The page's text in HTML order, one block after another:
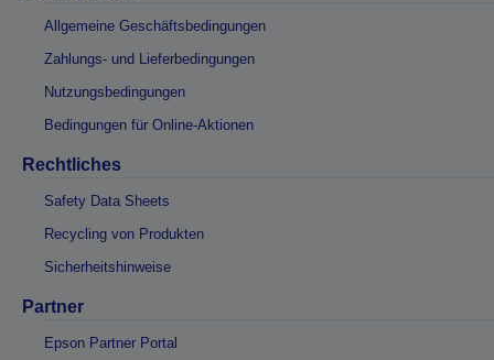
Allgemeine Geschäftsbedingungen
Zahlungs- und Lieferbedingungen
Nutzungsbedingungen
Bedingungen für Online-Aktionen
Rechtliches
Safety Data Sheets
Recycling von Produkten
Sicherheitshinweise
Partner
Epson Partner Portal